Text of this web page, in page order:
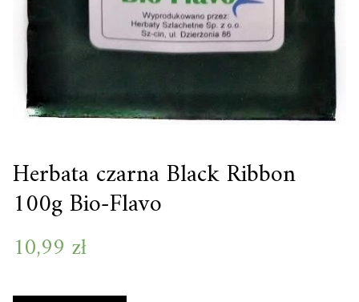
Herbata czarna Black Ribbon
100g Bio-Flavo
10,99 zł